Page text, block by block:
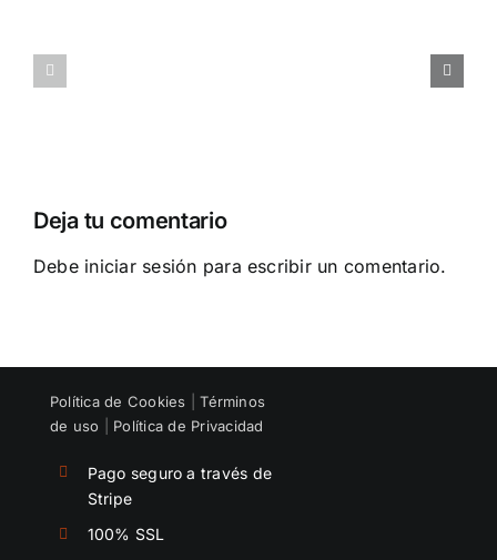
un
equipo
solicitudes
Deja tu comentario
Debe iniciar sesión para escribir un comentario.
Política de Cookies |Términos
de uso
Política de Privacidad
Pago seguro a través de
Stripe
100% SSL